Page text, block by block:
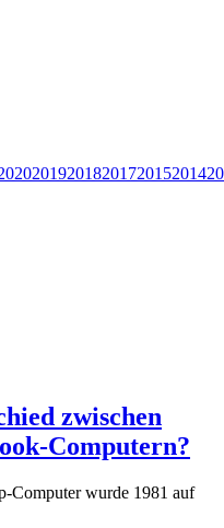
20192018201720152014
zwischen
Computern?
Computer wurde 1981 auf